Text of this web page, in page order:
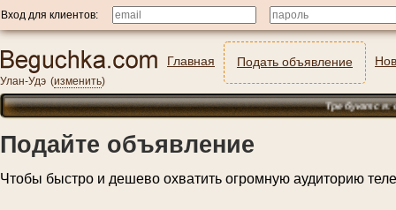
Вход для клиентов:
Улан-Удэ (изменить)
Главная Подать объявление
Требуются:
Подайте объявление
Чтобы быстро и дешево охватить огромную аудиторию